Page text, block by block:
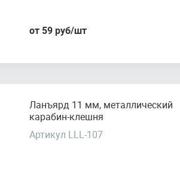
от 59 руб/шт
Ланъярд 11 мм, металлический
карабин-клешня
Артикул LLL-107